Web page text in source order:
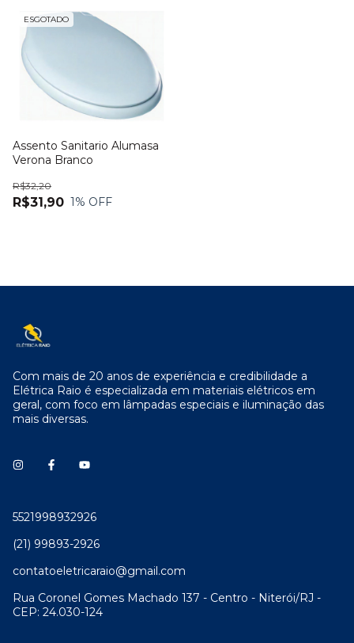
ESGOTADO
Assento Sanitario Alumasa
Verona Branco
R$31,90
R$32,20
1 % OFF
Com mais de 20 anos de experiência e credibilidade a
Elétrica Raio é especializada em materiais elétricos em
geral, com foco em lâmpadas especiais e iluminação das
mais diversas.
5521998932926
(21) 99893-2926
contatoeletricaraio@gmail.com
Rua Coronel Gomes Machado 137 - Centro - Niterói/RJ -
CEP: 24.030-124